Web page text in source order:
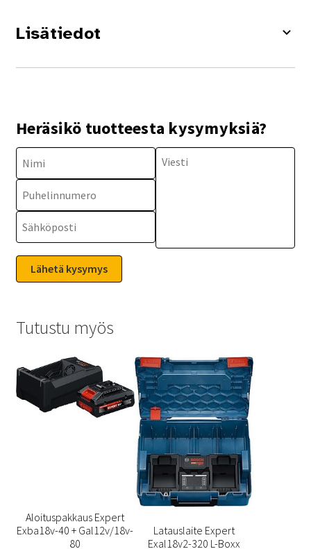
Lisätiedot
Heräsikö tuotteesta kysymyksiä?
Tutustu myös
Aloituspakkaus Expert
Exba18v-40 + Gal12v/18v-
80
Latauslaite Expert
Exal18v2-320 L-Boxx